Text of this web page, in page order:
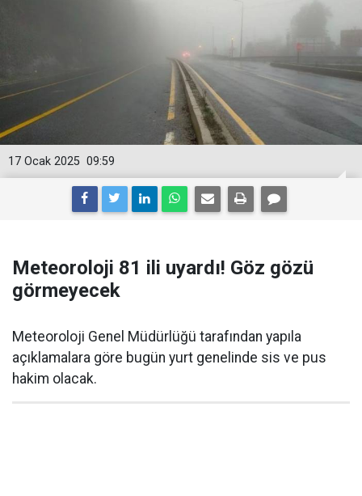
09:59
17 Ocak 2025
Meteoroloji 81 ili uyardı! Göz gözü
görmeyecek
Meteoroloji Genel Müdürlüğü tarafından yapıla
açıklamalara göre bugün yurt genelinde sis ve pus
hakim olacak.